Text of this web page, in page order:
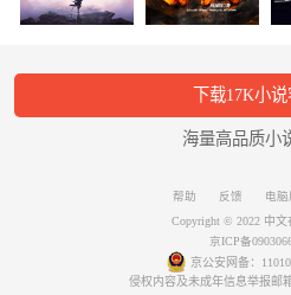
下载17K小
海量高品质小
帮助 反馈 电脑
Copyright © 2022 中
京ICP备
京公安网备：
侵权内容及未成年信息举报邮